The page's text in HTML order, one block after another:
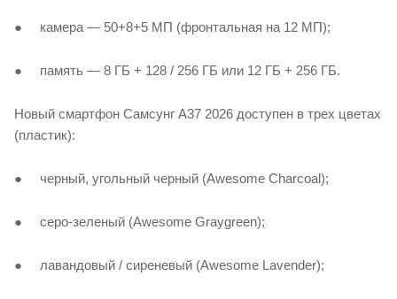
● камера — 50+8+5 МП (фронтальная на 12 МП);
● память — 8 ГБ + 128 / 256 ГБ или 12 ГБ + 256 ГБ.
Новый смартфон Самсунг А37 2026 доступен в трех цветах
(пластик):
● черный, угольный черный (Awesome Charcoal);
● серо-зеленый (Awesome Graygreen);
● лавандовый / сиреневый (Awesome Lavender);